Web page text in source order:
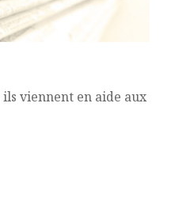
viennent en aide aux